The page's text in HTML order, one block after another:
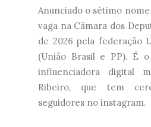
Anunciado o sétimo
vaga na Câmara dos
de 2026 pela federação
(União Brasil e PP). É
influenciadora digital
Ribeiro, que tem
seguidores no instagram.